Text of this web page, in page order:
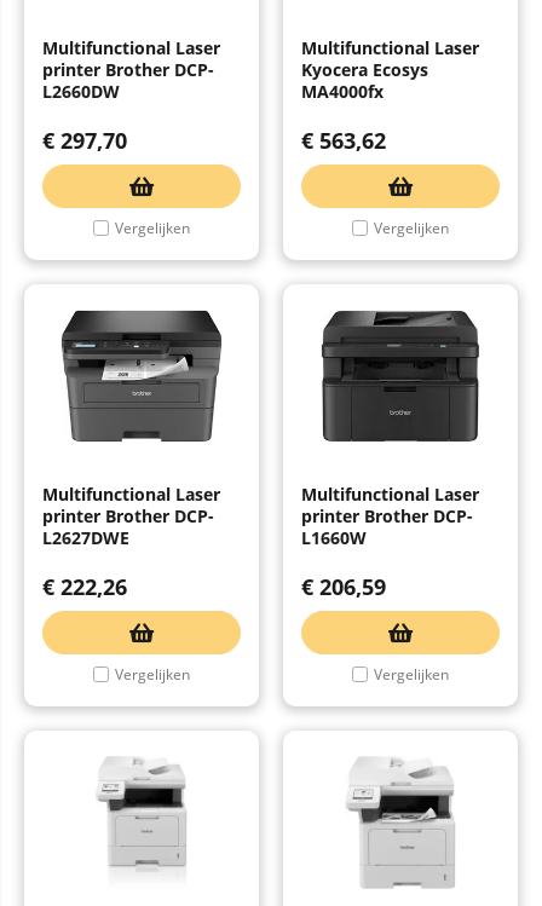
Multifunctional Laser
printer Brother DCP-
L2660DW
€ 297,70
Vergelijken
Multifunctional Laser
Kyocera Ecosys
MA4000fx
€ 563,62
Vergelijken
Multifunctional Laser
printer Brother DCP-
L2627DWE
€ 222,26
Vergelijken
Multifunctional Laser
printer Brother DCP-
L1660W
€ 206,59
Vergelijken